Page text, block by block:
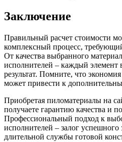
Заключение
Правильный расчет стоимости
комплексный процесс,
От качества выбранного
исполнителей – каждый элемент
результат. Помните, что
может привести к
Приобретая пиломатериалы на
получаете гарантию качества и
Профессиональный подход к
исполнителей – залог успешного
длительной службы готовой